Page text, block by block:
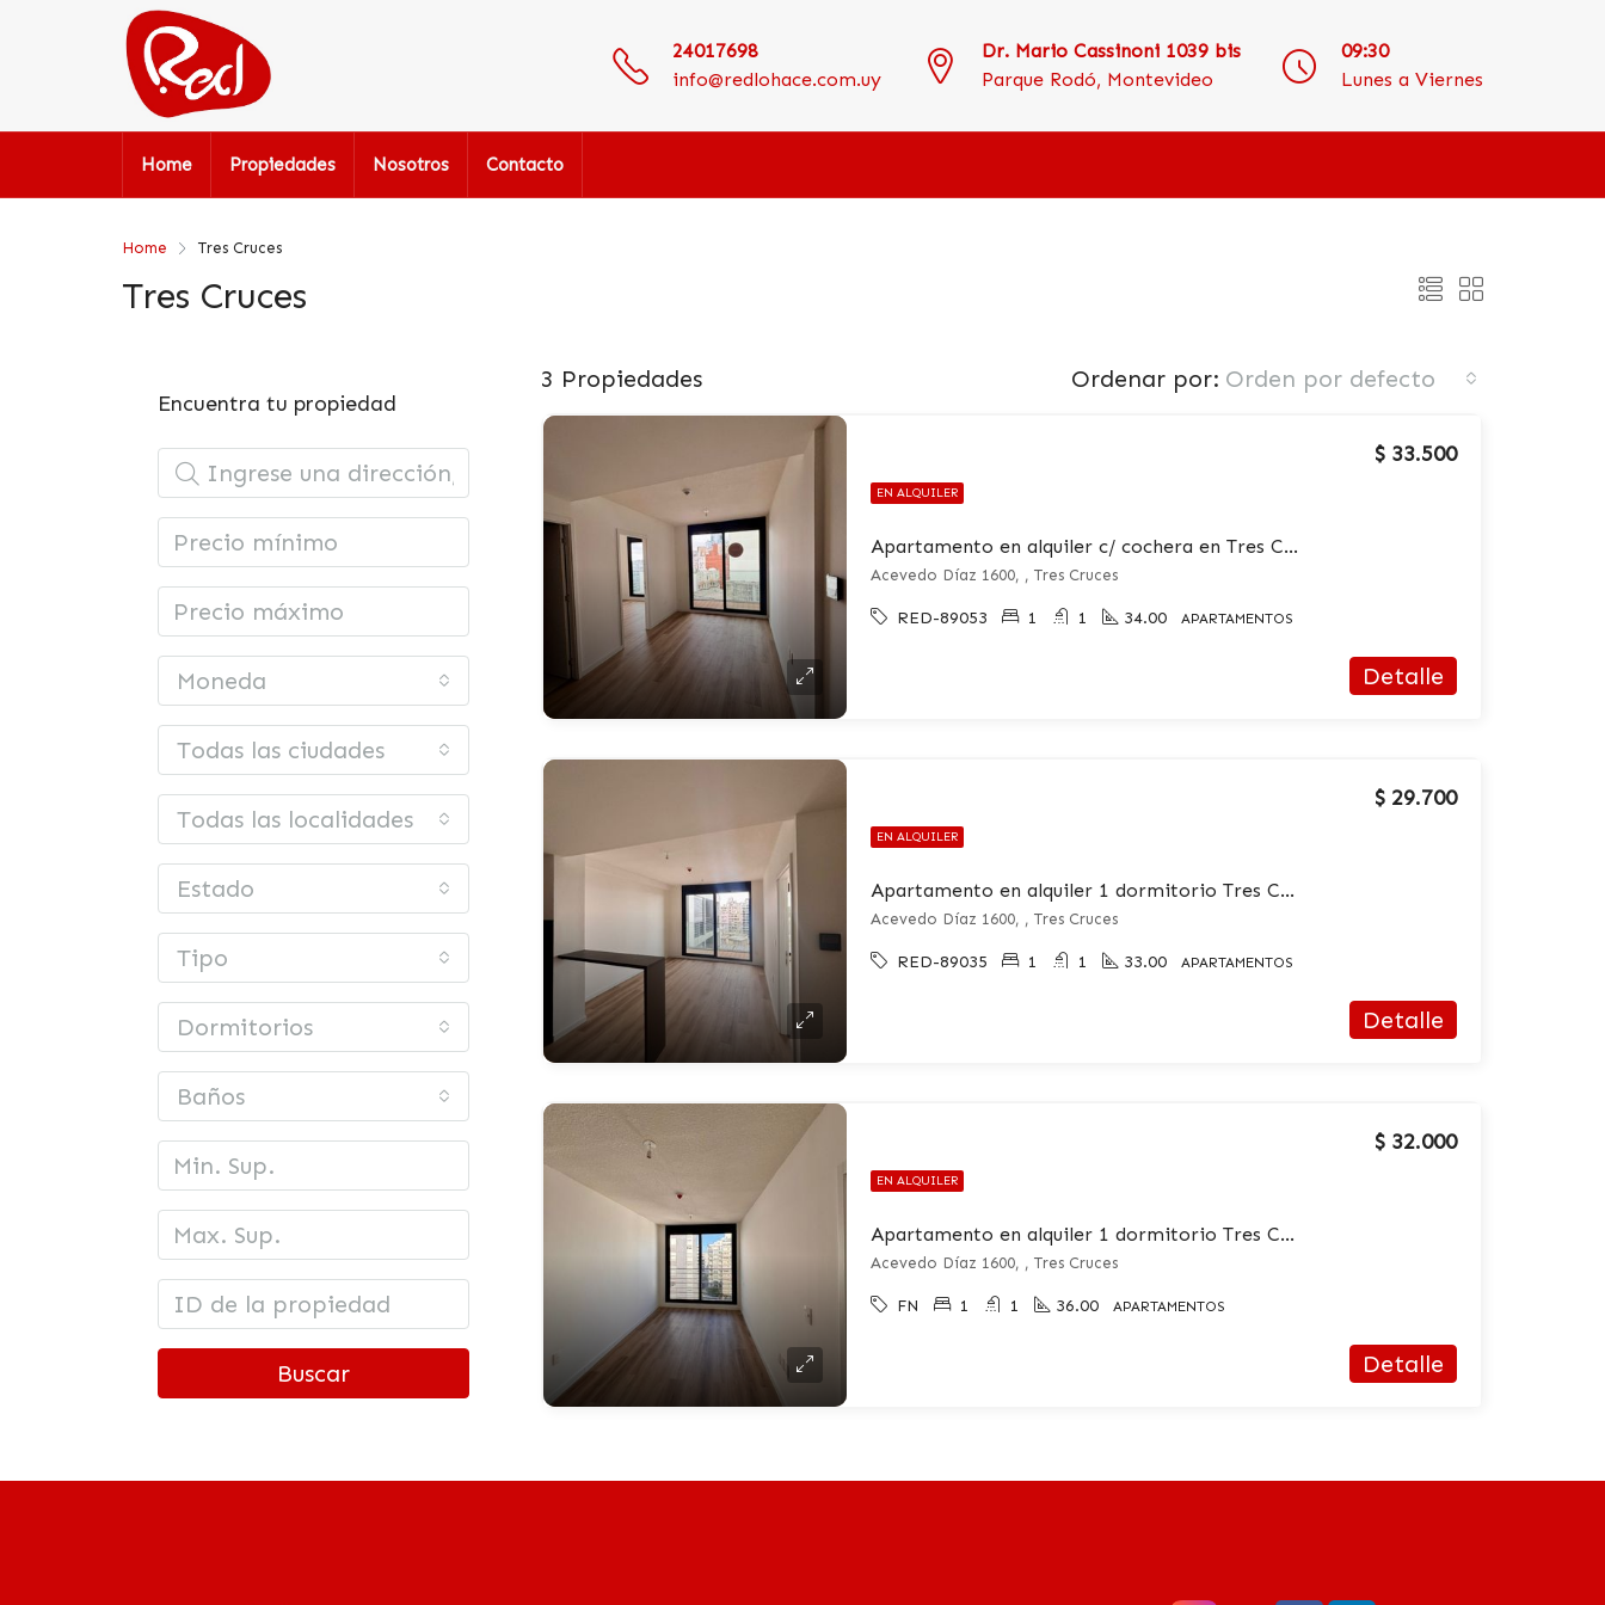
24017698
info@redlohace.com.uy
Dr. Mario Cassinoni 1039 bis
Parque Rodó, Montevideo
09:30
Lunes a Viernes
Home Propiedades Nosotros Contacto
Home Tres Cruces
Tres Cruces
3 Propiedades Ordenar por: Orden por defecto
EN ALQUILER
Apartamento en alquiler c/ cochera en Tres Cruces
$ 33.500
Acevedo Díaz 1600, , Tres Cruces
RED-89053 1 1 34.00 APARTAMENTOS
Detalle
EN ALQUILER
Apartamento en alquiler 1 dormitorio Tres Cruces
$ 29.700
Acevedo Díaz 1600, , Tres Cruces
RED-89035 1 1 33.00 APARTAMENTOS
Detalle
EN ALQUILER
Apartamento en alquiler 1 dormitorio Tres Cruces
$ 32.000
Acevedo Díaz 1600, , Tres Cruces
FN 1 1 36.00 APARTAMENTOS
Detalle
Encuentra tu propiedad
Moneda
Todas las ciudades
Todas las localidades o barrios
Estado
Tipo
Dormitorios
Baños
Buscar